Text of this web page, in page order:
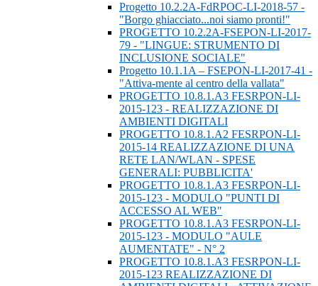
Progetto 10.2.2A-FdRPOC-LI-2018-57 -
"Borgo ghiacciato...noi siamo pronti!"
PROGETTO 10.2.2A-FSEPON-LI-2017-
79 - "LINGUE: STRUMENTO DI
INCLUSIONE SOCIALE"
Progetto 10.1.1A – FSEPON-LI-2017-41 -
"Attiva-mente al centro della vallata"
PROGETTO 10.8.1.A3 FESRPON-LI-
2015-123 - REALIZZAZIONE DI
AMBIENTI DIGITALI
PROGETTO 10.8.1.A2 FESRPON-LI-
2015-14 REALIZZAZIONE DI UNA
RETE LAN/WLAN - SPESE
GENERALI: PUBBLICITA'
PROGETTO 10.8.1.A3 FESRPON-LI-
2015-123 - MODULO "PUNTI DI
ACCESSO AL WEB"
PROGETTO 10.8.1.A3 FESRPON-LI-
2015-123 - MODULO "AULE
AUMENTATE" - N° 2
PROGETTO 10.8.1.A3 FESRPON-LI-
2015-123 REALIZZAZIONE DI